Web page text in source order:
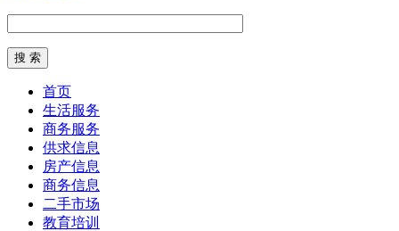
首页
生活服务
商务服务
供求信息
房产信息
商务信息
二手市场
教育培训